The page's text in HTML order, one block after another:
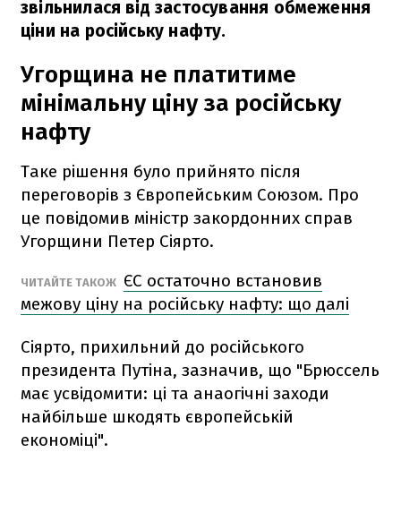
звільнилася від застосування обмеження
ціни на російську нафту.
Угорщина не платитиме
мінімальну ціну за російську
нафту
Таке рішення було прийнято після
переговорів з Європейським Союзом. Про
це повідомив міністр закордонних справ
Угорщини Петер Сіярто.
ЧИТАЙТЕ ТАКОЖ ЄС остаточно встановив
межову ціну на російську нафту: що далі
Сіярто, прихильний до російського
президента Путіна, зазначив, що "Брюссель
має усвідомити: ці та анаогічні заходи
найбільше шкодять європейській
економіці".